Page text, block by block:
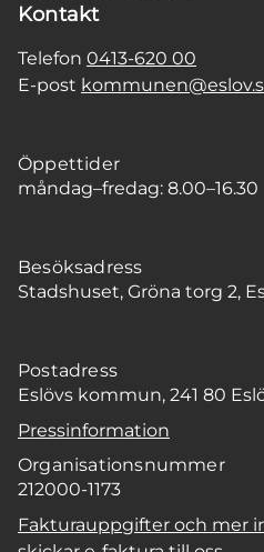
Kontakt
Telefon 0413-620 00
E-post
Öppettider
måndag–fredag: 8.00–16.30
Besöksadress
Stadshuset, Gröna torg 2,
Postadress
Eslövs kommun, 241 80
Pressinformation
Organisationsnummer
212000-1173
Fakturauppgifter och mer